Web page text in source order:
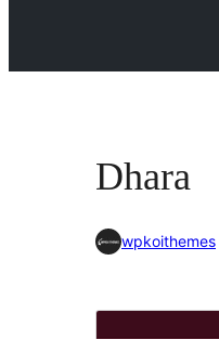
Dhara
wpkoithemes